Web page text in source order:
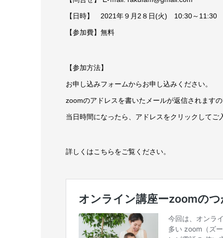
【日時】 2021年９月2８日(火) 10:30～11:30
【参加費】無料
【参加方法】
お申し込みフォームからお申し込みください。
zoomのアドレスを書いたメールが返信されますの
当日時間になったら、アドレスをクリックしてご
詳しくはこちらをご覧ください。